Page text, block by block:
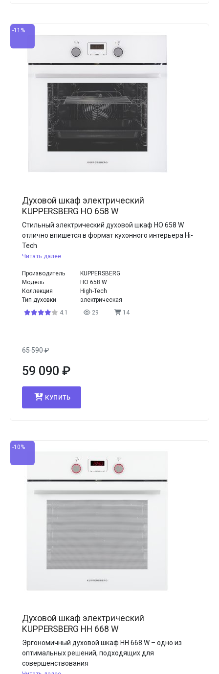
-11%
Духовой шкаф электрический
KUPPERSBERG HO 658 W
Стильный электрический духовой шкаф HO 658 W
отлично впишется в формат кухонного интерьера Hi-
Tech
Читать далее
Производитель
KUPPERSBERG
Модель
HO 658 W
Коллекция
High-Tech
Тип духовки
электрическая
4.1
29 14
65 590₽
59 090 ₽
КУПИТЬ
-10%
Духовой шкаф электрический
KUPPERSBERG HH 668 W
Эргономичный духовой шкаф HH 668 W – одно из
оптимальных решений, подходящих для
совершенствования